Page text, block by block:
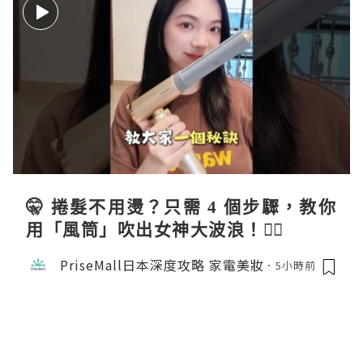
🤫 捲髮不用燙？只需 4 個步驟，教你
用「風筒」吹出女神大波浪！💇‍♀️
PriseMall日本深度攻略 家電美妝 5小時前